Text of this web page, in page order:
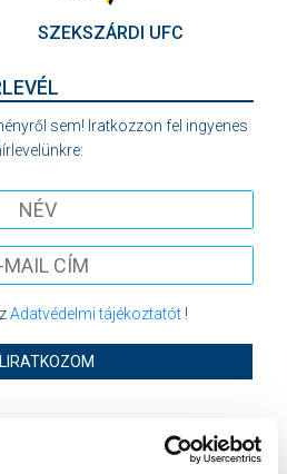
SZEKSZÁRDI UFC
sem! Iratkozzon fel ingyenes
Adatvédelmi tájékoztatót!